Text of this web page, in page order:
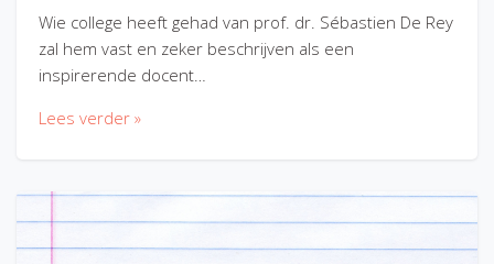
Wie college heeft gehad van prof. dr. Sébastien De Rey
zal hem vast en zeker beschrijven als een
inspirerende docent…
Lees verder »